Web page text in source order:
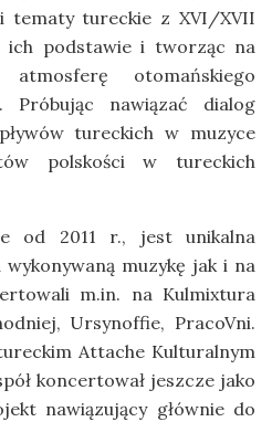
tematy tureckie z XVI/XVII
ich podstawie i tworząc na
otomańskiego
Próbując nawiązać dialog
tureckich w muzyce
polskości w tureckich
od 2011 r., jest unikalna
muzykę jak i na
m.in. na Kulmixtura
Ursynoffie, PracoVni.
Attache Kulturalnym
koncertował jeszcze jako
nawiązujący głównie do